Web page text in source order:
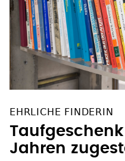
EHRLICHE FINDERIN
Jahren